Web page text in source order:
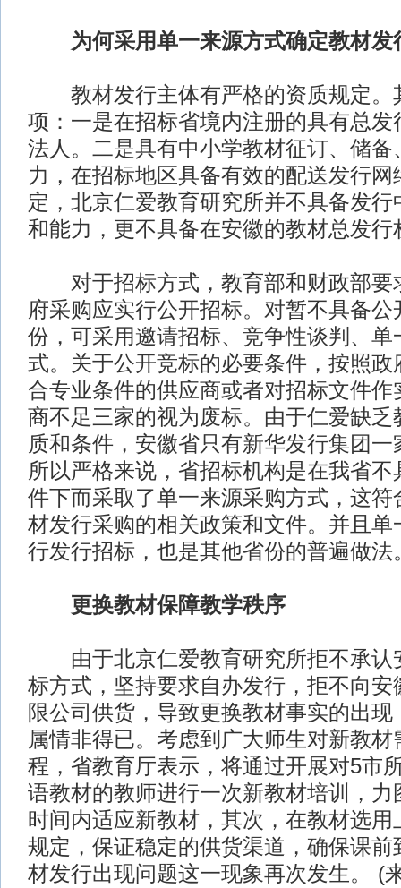
为何采用单一来源方式确定教材发
教材发行主体有严格的资质规定。
项：一是在招标省境内注册的具有总发
法人。二是具有中小学教材征订、储备
力，在招标地区具备有效的配送发行网
定，北京仁爱教育研究所并不具备发
和能力，更不具备在安徽的教材总发行
对于招标方式，教育部和财政部要
府采购应实行公开招标。对暂不具备公
份，可采用邀请招标、竞争性谈判、单
式。关于公开竞标的必要条件，按照政
合专业条件的供应商或者对招标文件作
商不足三家的视为废标。由于仁爱缺乏
质和条件，安徽省只有新华发行集团
所以严格来说，省招标机构是在我省
件下而采取了单一来源采购方式，这符
材发行采购的相关政策和文件。并且单
行发行招标，也是其他省份的普遍做法
更换教材保障教学秩序
由于北京仁爱教育研究所拒不承认
标方式，坚持要求自办发行，拒不向安
限公司供货，导致更换教材事实的出
属情非得已。考虑到广大师生对新教材
程，省教育厅表示，将通过开展对5市
语教材的教师进行一次新教材培训，力
时间内适应新教材，其次，在教材选用
规定，保证稳定的供货渠道，确保课前
材发行出现问题这一现象再次发生。 (